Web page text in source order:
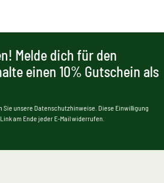
Melde dich für den
einen 10% Gutschein als
Sie unsere Datenschutzhinweise. Diese Einwilligung
am Ende jeder E-Mail widerrufen.